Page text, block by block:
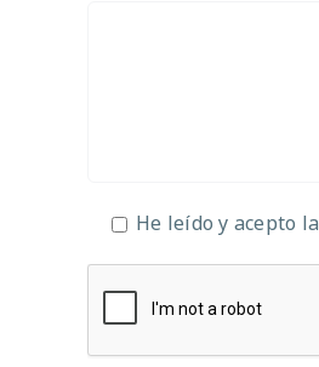
He leído y acepto la